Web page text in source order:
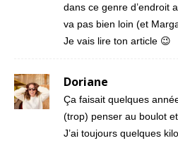
dans ce genre d’endroit
va pas bien loin (et
Je vais lire ton article 😉
Doriane
Ça faisait quelques
(trop) penser au boulot
J’ai toujours quelques